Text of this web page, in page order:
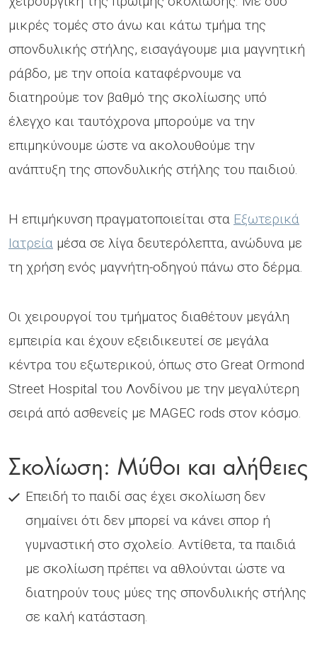
µικρές τοµές στο άνω και κάτω τµήµα της
σπονδυλικής στήλης, εισαγάγουµε µια µαγνητική
ράβδο, µε την οποία καταφέρνουµε να
διατηρούµε τον βαθµό της σκολίωσης υπό
έλεγχο και ταυτόχρονα µπορούµε να την
επιµηκύνουµε ώστε να ακολουθούµε την
ανάπτυξη της σπονδυλικής στήλης του παιδιού.
Η επιµήκυνση πραγµατοποιείται στα Εξωτερικά
Ιατρεία µέσα σε λίγα δευτερόλεπτα, ανώδυνα µε
τη χρήση ενός µαγνήτη-οδηγού πάνω στο δέρµα.
Οι χειρουργοί του τµήµατος διαθέτουν µεγάλη
εµπειρία και έχουν εξειδικευτεί σε µεγάλα
κέντρα του εξωτερικού, όπως στο Great Ormond
Street Hospital του Λονδίνου µε την µεγαλύτερη
σειρά από ασθενείς µε MAGEC rods στον κόσµο.
Σκολίωση: Μύθοι και αλήθειες
Επειδή το παιδί σας έχει σκολίωση δεν
σηµαίνει ότι δεν µπορεί να κάνει σπορ ή
γυµναστική στο σχολείο. Αντίθετα, τα παιδιά
µε σκολίωση πρέπει να αθλούνται ώστε να
διατηρούν τους µύες της σπονδυλικής στήλης
σε καλή κατάσταση.